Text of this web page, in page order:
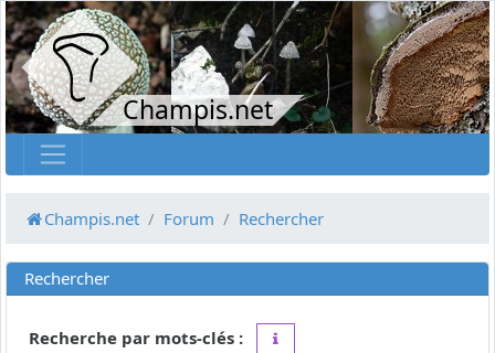
Champis.net
Champis.net Forum Rechercher
Rechercher
Recherche par mots-clés :